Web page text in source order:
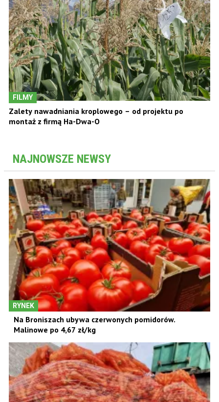
FILMY
Zalety nawadniania kroplowego – od projektu po
montaż z firmą Ha-Dwa-O
NAJNOWSZE NEWSY
RYNEK
Na Broniszach ubywa czerwonych pomidorów.
Malinowe po 4,67 zł/kg